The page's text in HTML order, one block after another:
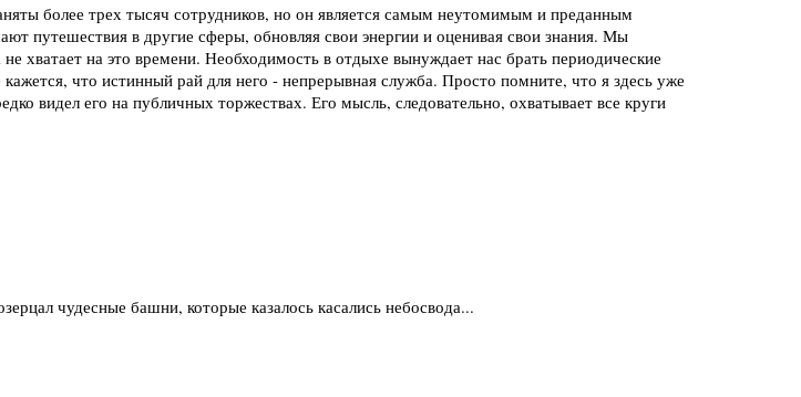
более трех тысяч сотрудников, но он является самым неутомимым и преданным
путешествия в другие сферы, обновляя свои энергии и оценивая свои знания. Мы
хватает на это времени. Необходимость в отдыхе вынуждает нас брать периодические
что истинный рай для него - непрерывная служба. Просто помните, что я здесь уже
видел его на публичных торжествах. Его мысль, следовательно, охватывает все круги
чудесные башни, которые казалось касались небосвода...